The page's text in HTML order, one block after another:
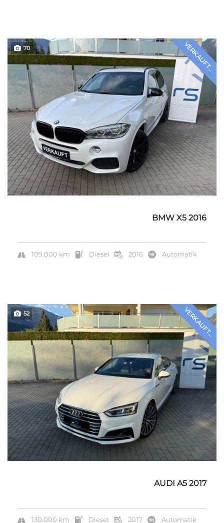
VERKAUFT...
70
BMW X5 2016
109.000 km Diesel 2016 Automatik
VERKAUFT...
52
AUDI A5 2017
130.000 km Diesel 2017 Automatik